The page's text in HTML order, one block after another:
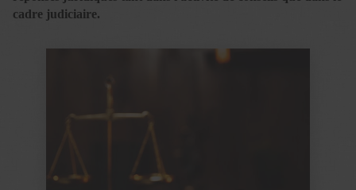
cadre judiciaire.